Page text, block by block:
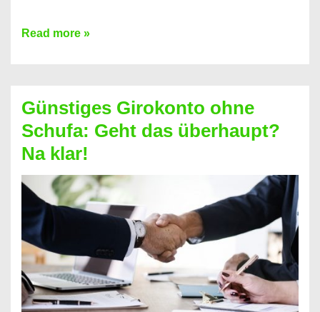
Kredit
dabei
profitieren
–
So
funktioniert’s
Read more »
Günstiges Girokonto ohne
Schufa: Geht das überhaupt?
Na klar!